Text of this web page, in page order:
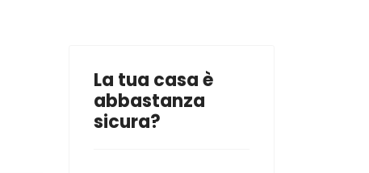
La tua casa è
abbastanza
sicura?